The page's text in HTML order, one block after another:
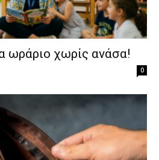
ωράριο χωρίς ανάσα!
0